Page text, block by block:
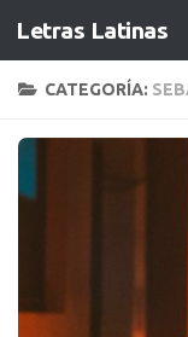
Letras Latinas
CATEGORÍA: